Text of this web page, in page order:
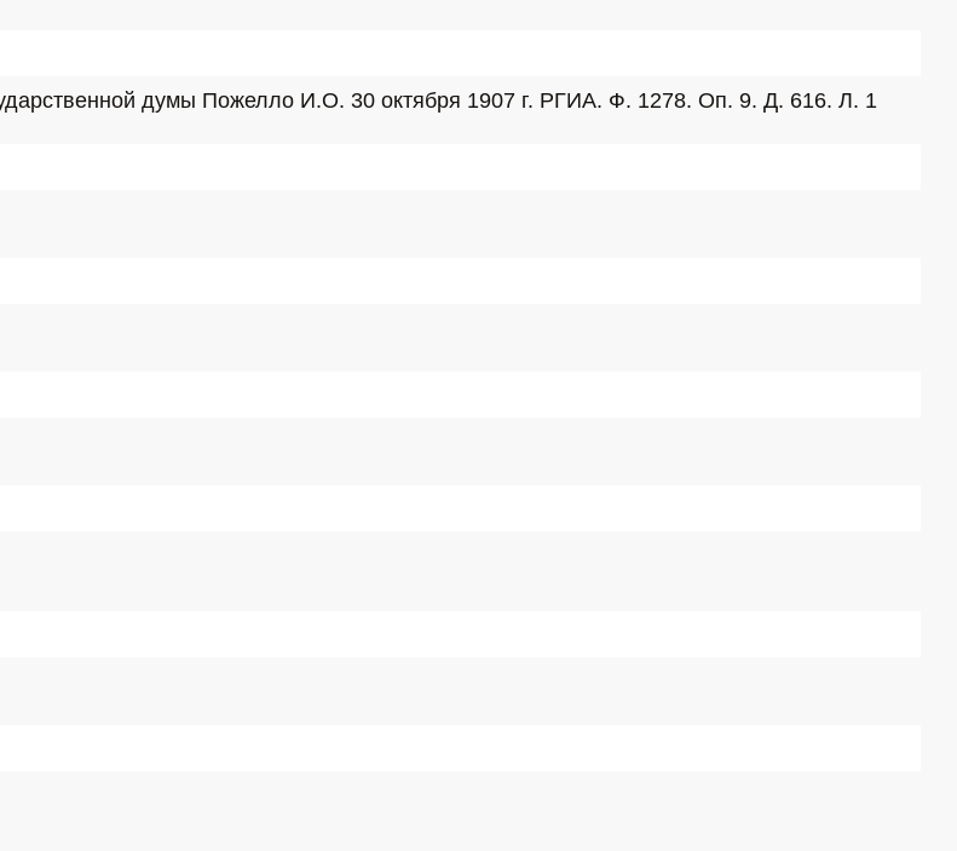
думы Пожелло И.О. 30 октября 1907 г. РГИА. Ф. 1278. Оп. 9. Д. 616. Л. 1